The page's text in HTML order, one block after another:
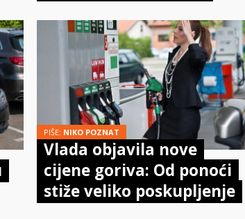
doista kaže zakon
PIŠE: NIKO POZNAT
Vlada objavila nove
cijene goriva: Od ponoći
stiže veliko poskupljenje